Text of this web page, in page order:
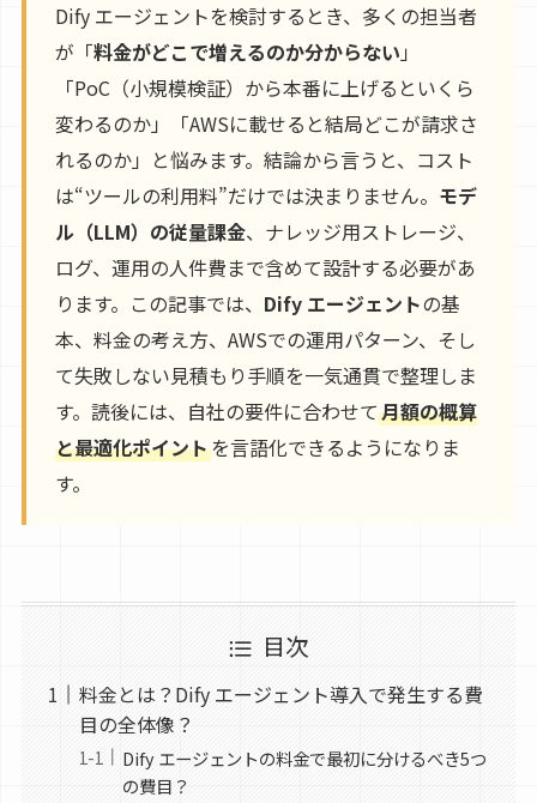
Dify エージェントを検討するとき、多くの担当者
が「料金がどこで増えるのか分からない 」
「PoC（小規模検証）から本番に上げるといくら
変わるのか」「AWSに載せると結局どこが請求さ
れるのか」と悩みます。結論から言うと、コスト
は“ツールの利用料”だけでは決まりません。 モデ
ル（LLM）の従量課金、ナレッジ用ストレージ、
ログ、運用の人件費まで含めて設計する必要があ
ります。この記事では、 Dify エージェントの基
本、料金の考え方、AWSでの運用パターン、そし
て失敗しない見積もり手順を一気通貫で整理しま
す。読後には、自社の要件に合わせて月額の概算
と最適化ポイントを言語化できるようになりま
す。
目次
料金とは？Dify エージェント導入で発生する費
目の全体像？
Dify エージェントの料金で最初に分けるべき5つ
の費目？